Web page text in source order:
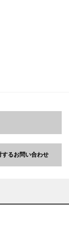
るお問い合わせ